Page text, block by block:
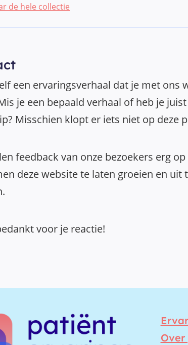
de hele collectie
een ervaringsverhaal dat je met ons
je een bepaald verhaal of heb je
Misschien klopt er iets niet op deze
feedback van onze bezoekers erg
deze website te laten groeien en uit
voor je reactie!